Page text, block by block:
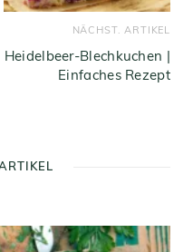
NÄCHST. ARTIKEL
Heidelbeer-Blechkuchen |
Einfaches Rezept